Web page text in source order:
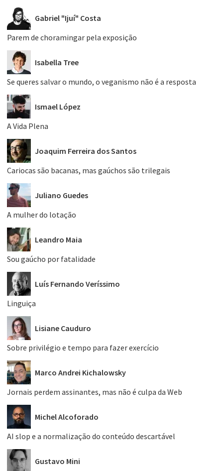
Gabriel "Ijuí" Costa
Parem de choramingar pela exposição
Isabella Tree
Se queres salvar o mundo, o veganismo não é a resposta
Ismael López
A Vida Plena
Joaquim Ferreira dos Santos
Cariocas são bacanas, mas gaúchos são trilegais
Juliano Guedes
A mulher do lotação
Leandro Maia
Sou gaúcho por fatalidade
Luís Fernando Veríssimo
Linguiça
Lisiane Cauduro
Sobre privilégio e tempo para fazer exercício
Marco Andrei Kichalowsky
Jornais perdem assinantes, mas não é culpa da Web
Michel Alcoforado
AI slop e a normalização do conteúdo descartável
Gustavo Mini